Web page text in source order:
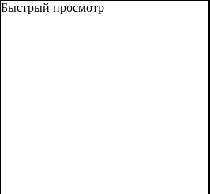
Быстрый просмотр